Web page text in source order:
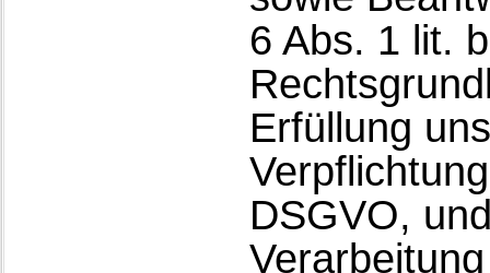
6 Abs. 1 lit.
Erfüllung
DSGVO,